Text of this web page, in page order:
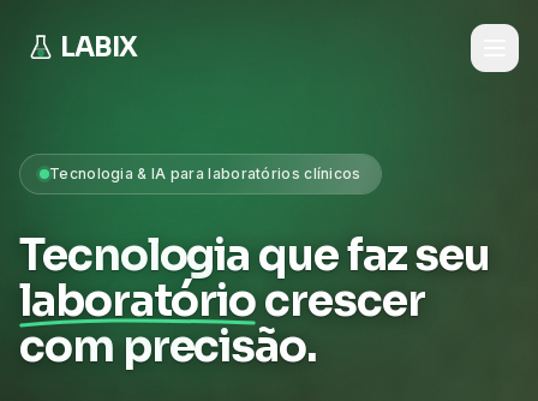
LABIX
Tecnologia & IA para laboratórios clínicos
Tecnologia que faz seu
laboratóriocrescer
com precisão.